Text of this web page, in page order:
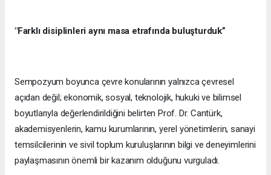
"Farklı disiplinleri aynı masa etrafında buluşturduk”
Sempozyum boyunca çevre konularının yalnızca çevresel
açıdan değil; ekonomik, sosyal, teknolojik, hukuki ve bilimsel
boyutlarıyla değerlendirildiğini belirten Prof. Dr. Cantürk,
akademisyenlerin, kamu kurumlarının, yerel yönetimlerin, sanayi
temsilcilerinin ve sivil toplum kuruluşlarının bilgi ve deneyimlerini
paylaşmasının önemli bir kazanım olduğunu vurguladı.